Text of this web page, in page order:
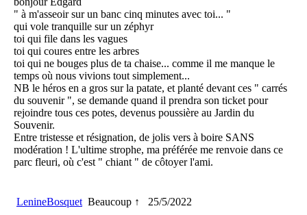
" à m'asseoir sur un banc cinq minutes avec toi... "
qui vole tranquille sur un zéphyr
toi qui file dans les vagues
toi qui coures entre les arbres
toi qui ne bouges plus de ta chaise... comme il me manque le
temps où nous vivions tout simplement...
NB le héros en a gros sur la patate, et planté devant ces " carrés
du souvenir ", se demande quand il prendra son ticket pour
rejoindre tous ces potes, devenus poussière au Jardin du
Souvenir.
Entre tristesse et résignation, de jolis vers à boire SANS
modération ! L'ultime strophe, ma préférée me renvoie dans ce
parc fleuri, où c'est " chiant " de côtoyer l'ami.
LenineBosquet Beaucoup ↑
25/5/2022